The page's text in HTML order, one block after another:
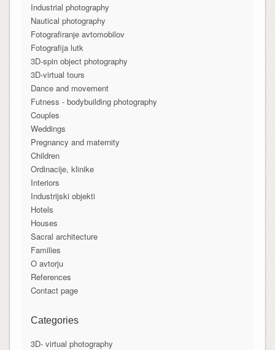
Industrial photography
Nautical photography
Fotografiranje avtomobilov
Fotografija lutk
3D-spin object photography
3D-virtual tours
Dance and movement
Futness - bodybuilding photography
Couples
Weddings
Pregnancy and maternity
Children
Ordinacije, klinike
Interiors
Industrijski objekti
Hotels
Houses
Sacral architecture
Families
O avtorju
References
Contact page
Categories
3D- virtual photography